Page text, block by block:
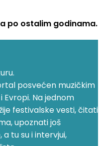
po ostalim godinama.
posvećen muzičkim
Evropi. Na jednom
festivalske vesti, čitati
upoznati još
tu su i intervjui,